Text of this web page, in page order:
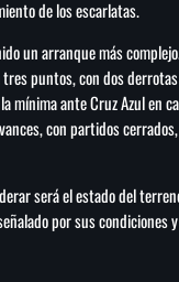
de gas frenan
de México:
‘visita
noviembre
Venezolana
en medio de
de los escarlatas.
un arranque más
puntos, con dos
mínima ante Cruz Azul en
con partidos
será el estado del
por sus condiciones